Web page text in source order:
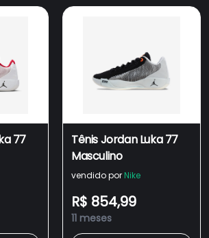
77
Tênis Jordan Luka 77
Masculino
vendido por Nike
R$ 854,99
11 meses